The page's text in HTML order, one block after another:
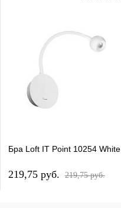
Бра Loft IT Point 10254 White
219,75 pуб. 219,75 pуб.